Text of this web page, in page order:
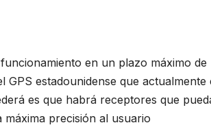
en un plazo máximo de
estadounidense que actualmente
es que habrá receptores que
precisión al usuario